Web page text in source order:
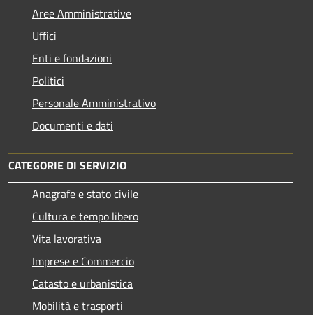
Aree Amministrative
Uffici
Enti e fondazioni
Politici
Personale Amministrativo
Documenti e dati
CATEGORIE DI SERVIZIO
Anagrafe e stato civile
Cultura e tempo libero
Vita lavorativa
Imprese e Commercio
Catasto e urbanistica
Mobilità e trasporti